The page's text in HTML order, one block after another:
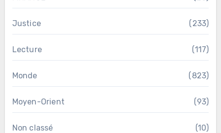
Justice (233)
Lecture (117)
Monde (823)
Moyen-Orient (93)
Non classé (10)